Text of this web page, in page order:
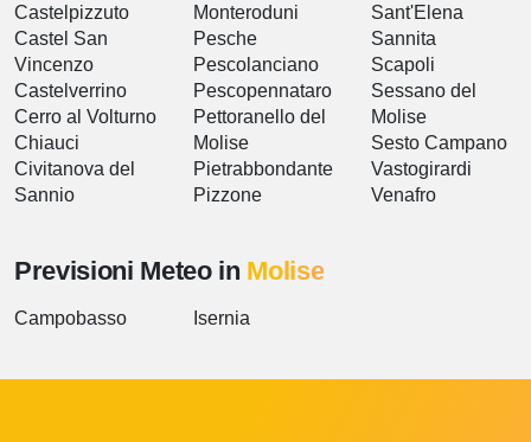
Castelpizzuto
Castel San
Vincenzo
Castelverrino
Cerro al Volturno
Chiauci
Civitanova del
Sannio
Monteroduni
Pesche
Pescolanciano
Pescopennataro
Pettoranello del
Molise
Pietrabbondante
Pizzone
Sant'Elena
Sannita
Scapoli
Sessano del
Molise
Sesto Campano
Vastogirardi
Venafro
Previsioni Meteo in Molise
Campobasso Isernia